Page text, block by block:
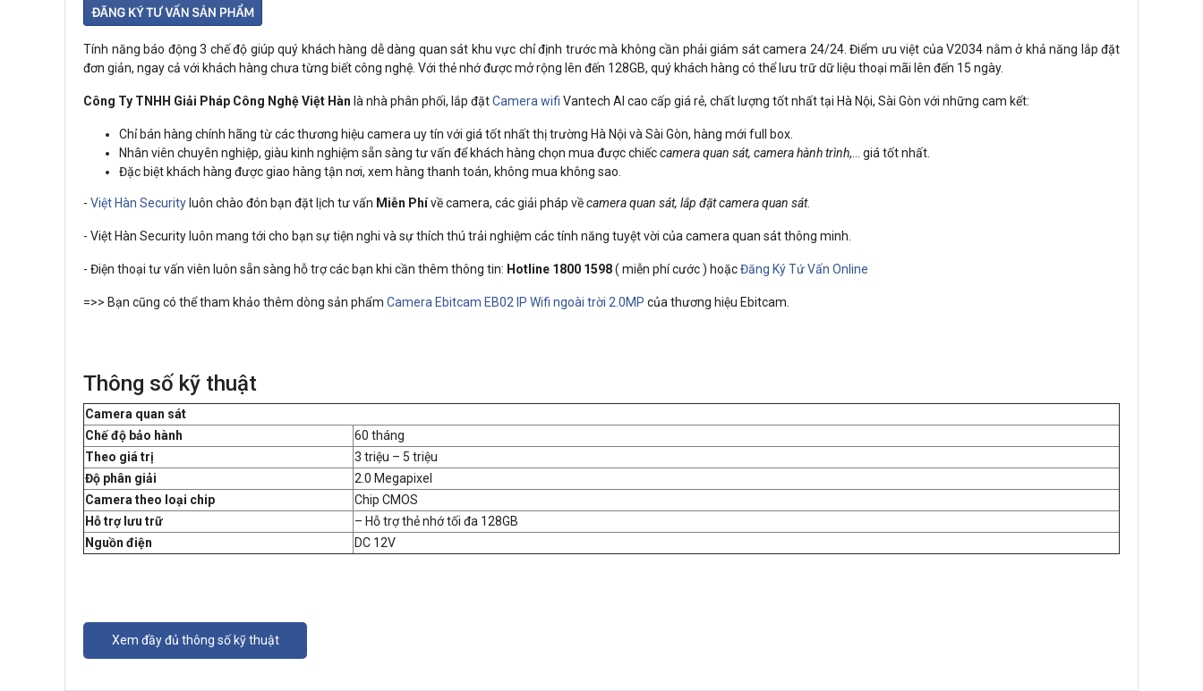
Tính năng báo động 3 chế độ giúp quý khách hàng dễ dàng quan sát khu vực chỉ định trước mà không cần phải giám sát camera 24/24. Điểm ưu việt của V2034 nằm ở khả năng lắp đặt
đơn giản, ngay cả với khách hàng chưa từng biết công nghệ. Với thẻ nhớ được mở rộng lên đến 128GB, quý khách hàng có thể lưu trữ dữ liệu thoại mãi lên đến 15 ngày.
Công Ty TNHH Giải Pháp Công Nghệ Việt Hàn là nhà phân phối, lắp đặtCamera wifi Vantech AI cao cấp giá rẻ, chất lượng tốt nhất tại Hà Nội, Sài Gòn với những cam kết:
Chỉ bán hàng chính hãng từ các thương hiệu camera uy tín với giá tốt nhất thị trường Hà Nội và Sài Gòn, hàng mới full box.
Nhân viên chuyên nghiệp, giàu kinh nghiệm sẵn sàng tư vấn để khách hàng chọn mua được chiếccamera quan sát, camera hành trình,… giá tốt nhất.
Đặc biệt khách hàng được giao hàng tận nơi, xem hàng thanh toán, không mua không sao.
- Việt Hàn Securityluôn chào đón bạn đặt lịch tư vấn Miễn Phívề camera, các giải pháp vềcamera quan sát, lắp đặt camera quan sát.
- Việt Hàn Security luôn mang tới cho bạn sự tiện nghi và sự thích thú trải nghiệm các tính năng tuyệt vời của camera quan sát thông minh.
- Điện thoại tư vấn viên luôn sẵn sàng hỗ trợ các bạn khi cần thêm thông tin: Hotline 1800 1598( miễn phí cước ) hoặcĐăng Ký Tứ Vấn Online
=>> Bạn cũng có thể tham khảo thêm dòng sản phẩm Camera Ebitcam EB02 IP Wifi ngoài trời 2.0MP của thương hiệu Ebitcam.
Thông số kỹ thuật
Camera quan sát
Chế độ bảo hành
60 tháng
Theo giá trị
3 triệu – 5 triệu
Độ phân giải
2.0 Megapixel
Camera theo loại chip
Chip CMOS
Hỗ trợ lưu trữ
– Hỗ trợ thẻ nhớ tối đa 128GB
Nguồn điện
DC 12V
Xem đầy đủ thông số kỹ thuật